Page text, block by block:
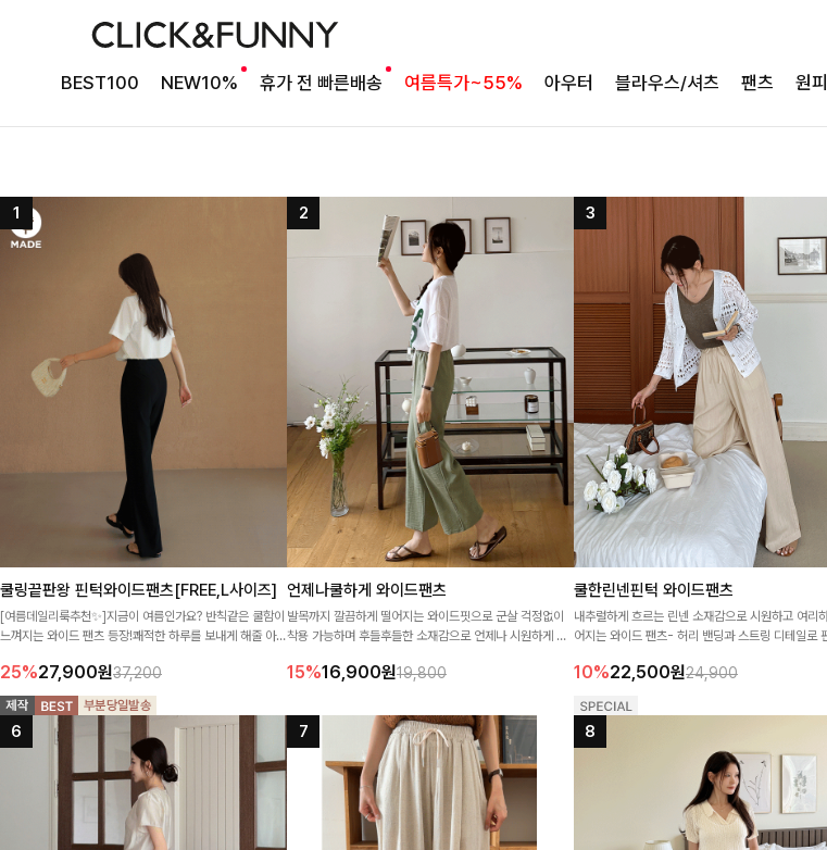
BEST100 NEW10% 휴가 전 빠른배송 여름특가~55% 아우터 블라우스/셔츠 팬츠 원
쿨링끝판왕 핀턱와이드팬츠[FREE,L사이즈]
[여름데일리룩추천✨]지금이 여름인가요? 반칙같은 쿨함이
느껴지는 와이드 팬츠 등장!쾌적한 하루를 보내게 해줄 아이
25%27,900원37,200
언제나쿨하게 와이드팬츠
발목까지 깔끔하게 떨어지는 와이드핏으로 군살 걱정없이
착용 가능하며 후들후들한 소재감으로 언제나 시원하게 착
15%16,900원19,800
쿨한린넨핀턱 와이드팬츠
내추럴하게 흐르는 린넨 소재감으로 시원하고 여리
어지는 와이드 팬츠- 허리 밴딩과 스트링 디테일로
요!
10%22,500원24,900